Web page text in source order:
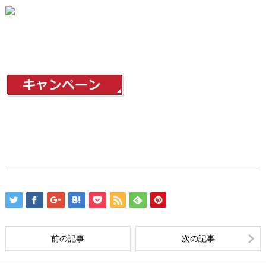
前の記事 次の記事